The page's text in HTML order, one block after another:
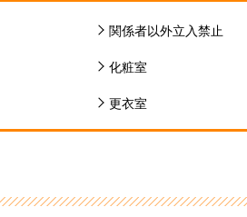
関係者以外立入禁止
化粧室
更衣室